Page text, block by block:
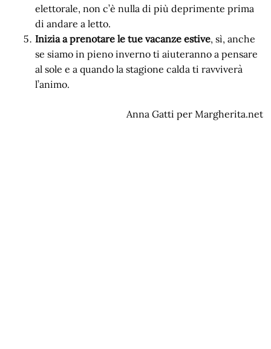
elettorale, non c’è nulla di più deprimente prima
di andare a letto.
Inizia a prenotare le tue vacanze estive, sì, anche
se siamo in pieno inverno ti aiuteranno a pensare
al sole e a quando la stagione calda ti ravviverà
l’animo.
Anna Gatti per Margherita.net